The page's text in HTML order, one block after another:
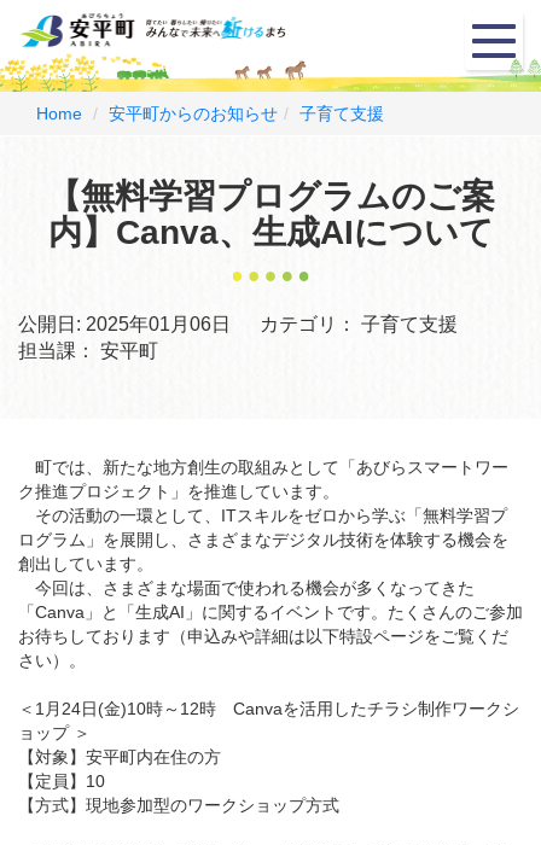
メ
ニ
ュ
Home 安平町からのお知らせ 子育て支援
【無料学習プログラムのご案
内】Canva、生成AIについて
公開日: 2025年01月06日 カテゴリ：
子育て支援
担当課：
安平町
町では、新たな地方創生の取組みとして「あびらスマートワー
ク推進プロジェクト」を推進しています。
その活動の一環として、ITスキルをゼロから学ぶ「無料学習プ
ログラム」を展開し、さまざまなデジタル技術を体験する機会を
創出しています。
今回は、さまざまな場面で使われる機会が多くなってきた
「Canva」と「生成AI」に関するイベントです。たくさんのご参加
お待ちしております（申込みや詳細は以下特設ページをご覧くだ
さい）。
＜1月24日(金)10時～12時 Canvaを活用したチラシ制作ワークシ
ョップ ＞
【対象】安平町内在住の方
【定員】10
【方式】現地参加型のワークショップ方式